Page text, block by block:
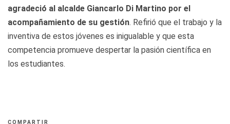
agradeció al alcalde Giancarlo Di Martino por el
acompañamiento de su gestión. Refirió que el trabajo y la
inventiva de estos jóvenes es inigualable y que esta
competencia promueve despertar la pasión científica en
los estudiantes.
COMPARTIR